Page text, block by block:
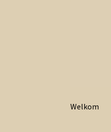
door
naar
Welkom